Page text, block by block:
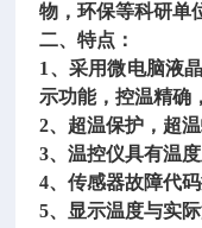
物，环保等科研单
二、特点：
1、采用微电脑液
示功能，控温精确
2、超温保护，超
3、温控仪具有温
4、传感器故障代码
5、显示温度与实